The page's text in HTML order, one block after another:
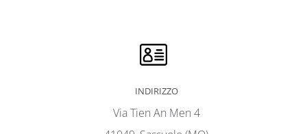
INDIRIZZO
Via Tien An Men 4